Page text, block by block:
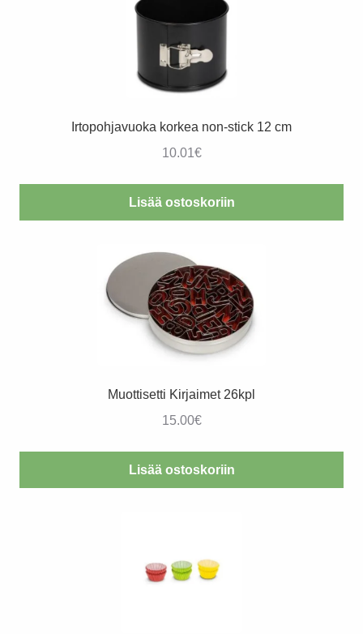
Irtopohjavuoka korkea non-stick 12 cm
10.01€
Lisää ostoskoriin
Muottisetti Kirjaimet 26kpl
15.00€
Lisää ostoskoriin